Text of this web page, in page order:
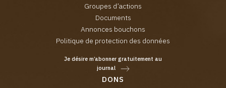
Groupes d’actions
Documents
Annonces bouchons
Politique de protection des données
Je désire m’abonner gratuitement au
journal
DONS